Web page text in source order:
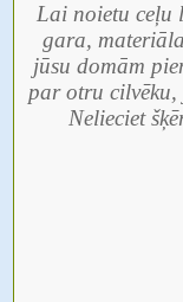
Lai noietu ceļu
gara,
jūsu domām
par otru cilvēku,
Nelieciet